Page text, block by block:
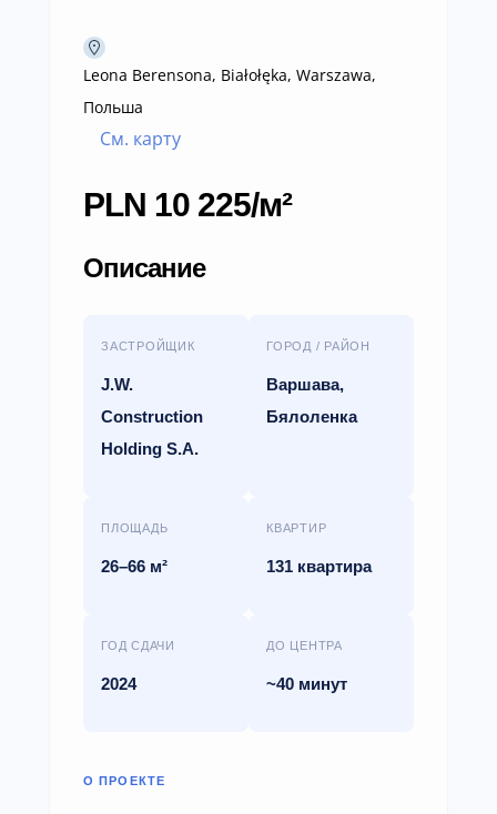
Leona Berensona, Białołęka, Warszawa,
Польша
См. карту
PLN 10 225/м²
Описание
ЗАСТРОЙЩИК
J.W.
Construction
Holding S.A.
ГОРОД / РАЙОН
Варшава,
Бялоленка
ПЛОЩАДЬ
26–66 м²
КВАРТИР
131 квартира
ГОД СДАЧИ
2024
ДО ЦЕНТРА
~40 минут
О ПРОЕКТЕ